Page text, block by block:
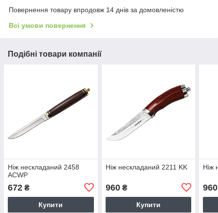
Повернення товару впродовж 14 днів за домовленістю
Всі умови повернення
Подібні товари компанії
Ніж нескладаний 2458
ACWP
672 ₴
Купити
Ніж нескладаний 2211 KK
960₴
Купити
Ніж
960